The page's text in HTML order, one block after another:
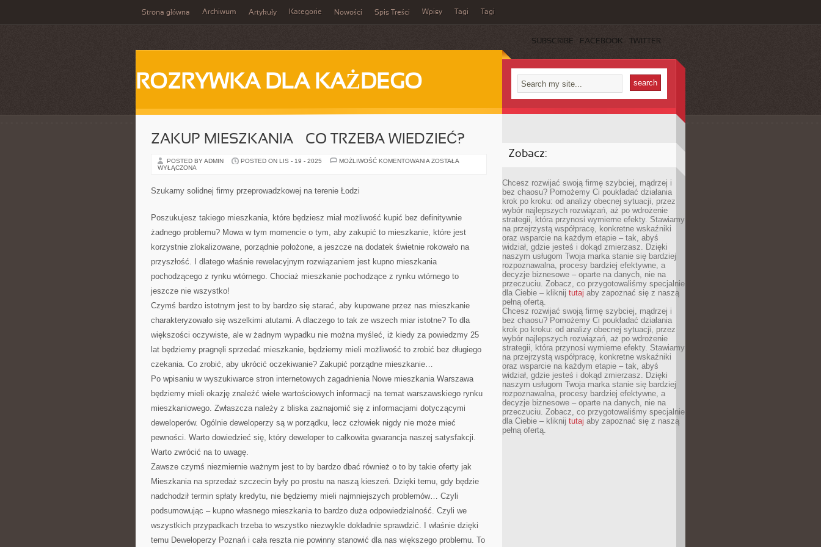
Strona główna Archiwum Artykuły Kategorie Nowości Spis Treści Wpisy Tagi Tagi
SUBSCRIBE FACEBOOK TWITTER
ROZRYWKA DLA KAŻDEGO
ZAKUP MIESZKANIA – CO TRZEBA WIEDZIEĆ?
POSTED BY ADMIN POSTED ON LIS - 19 - 2025 MOŻLIWOŚĆ KOMENTOWANIA ZAKUP
ZOSTAŁA
WYŁĄCZONA
Szukamy solidnej firmy przeprowadzkowej na terenie Łodzi
Poszukujesz takiego mieszkania, które będziesz miał możliwość kupić bez definitywnie
żadnego problemu? Mowa w tym momencie o tym, aby zakupić to mieszkanie, które jest
korzystnie zlokalizowane, porządnie położone, a jeszcze na dodatek świetnie rokowało na
przyszłość. I dlatego właśnie rewelacyjnym rozwiązaniem jest kupno mieszkania
pochodzącego z rynku wtórnego. Chociaż mieszkanie pochodzące z rynku wtórnego to
jeszcze nie wszystko!
Czymś bardzo istotnym jest to by bardzo się starać, aby kupowane przez nas mieszkanie
charakteryzowało się wszelkimi atutami. A dlaczego to tak ze wszech miar istotne? To dla
większości oczywiste, ale w żadnym wypadku nie można myśleć, iż kiedy za powiedzmy 25
lat będziemy pragnęli sprzedać mieszkanie, będziemy mieli możliwość to zrobić bez długiego
czekania. Co zrobić, aby ukrócić oczekiwanie? Zakupić porządne mieszkanie…
Po wpisaniu w wyszukiwarce stron internetowych zagadnienia Nowe mieszkania Warszawa
będziemy mieli okazję znaleźć wiele wartościowych informacji na temat warszawskiego rynku
mieszkaniowego. Zwłaszcza należy z bliska zaznajomić się z informacjami dotyczącymi
deweloperów. Ogólnie deweloperzy są w porządku, lecz człowiek nigdy nie może mieć
pewności. Warto dowiedzieć się, który deweloper to całkowita gwarancja naszej satysfakcji.
Warto zwrócić na to uwagę.
Zawsze czymś niezmiernie ważnym jest to by bardzo dbać również o to by takie oferty jak
Mieszkania na sprzedaż szczecin były po prostu na naszą kieszeń. Dzięki temu, gdy będzie
nadchodził termin spłaty kredytu, nie będziemy mieli najmniejszych problemów… Czyli
podsumowując – kupno własnego mieszkania to bardzo duża odpowiedzialność. Czyli we
wszystkich przypadkach trzeba to wszystko niezwykle dokładnie sprawdzić. I właśnie dzięki
temu Deweloperzy Poznań i cała reszta nie powinny stanowić dla nas większego problemu. To
Zobacz:
Chcesz rozwijać swoją firmę szybciej, mądrzej i
bez chaosu? Pomożemy Ci poukładać działania
krok po kroku: od analizy obecnej sytuacji, przez
wybór najlepszych rozwiązań, aż po wdrożenie
strategii, która przynosi wymierne efekty. Stawiamy
na przejrzystą współpracę, konkretne wskaźniki
oraz wsparcie na każdym etapie – tak, abyś
widział, gdzie jesteś i dokąd zmierzasz. Dzięki
naszym usługom Twoja marka stanie się bardziej
rozpoznawalna, procesy bardziej efektywne, a
decyzje biznesowe – oparte na danych, nie na
przeczuciu. Zobacz, co przygotowaliśmy specjalnie
dla Ciebie – kliknij tutaj aby zapoznać się z naszą
pełną ofertą.
Chcesz rozwijać swoją firmę szybciej, mądrzej i
bez chaosu? Pomożemy Ci poukładać działania
krok po kroku: od analizy obecnej sytuacji, przez
wybór najlepszych rozwiązań, aż po wdrożenie
strategii, która przynosi wymierne efekty. Stawiamy
na przejrzystą współpracę, konkretne wskaźniki
oraz wsparcie na każdym etapie – tak, abyś
widział, gdzie jesteś i dokąd zmierzasz. Dzięki
naszym usługom Twoja marka stanie się bardziej
rozpoznawalna, procesy bardziej efektywne, a
decyzje biznesowe – oparte na danych, nie na
przeczuciu. Zobacz, co przygotowaliśmy specjalnie
dla Ciebie – kliknij tutaj aby zapoznać się z naszą
pełną ofertą.